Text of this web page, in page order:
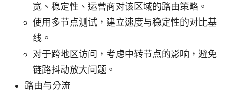
宽、稳定性、运营商对该区域的路由策略。
使用多节点测试，建立速度与稳定性的对比基
线。
对于跨地区访问，考虑中转节点的影响，避免
链路抖动放大问题。
路由与分流